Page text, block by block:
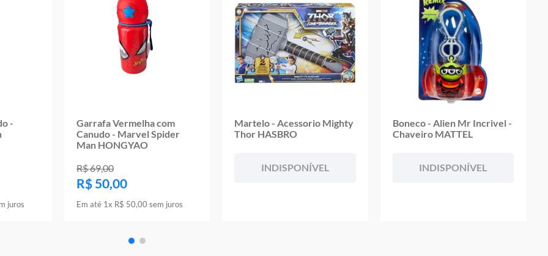
-
juros
Garrafa Vermelha com
Canudo - Marvel Spider
Man HONGYAO
R$69,00
R$ 50,00
Em até 1x R$ 50,00 sem juros
Martelo - Acessorio Mighty
Thor HASBRO
INDISPONÍVEL
Boneco - Alien Mr Incrivel -
Chaveiro MATTEL
INDISPONÍVEL